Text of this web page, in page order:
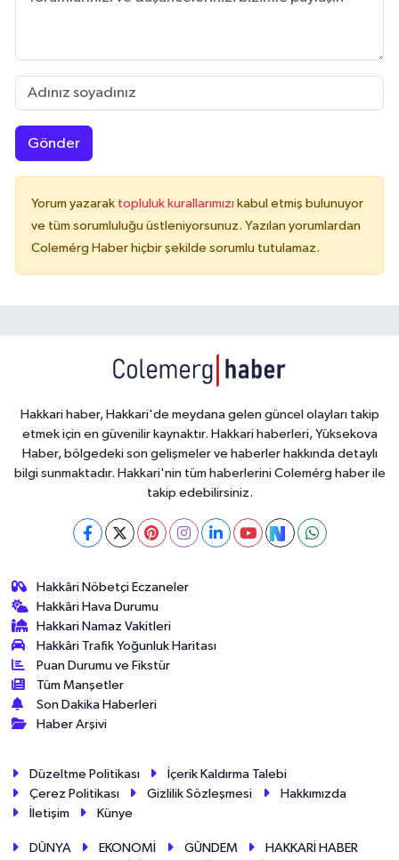
Gönder
Yorum yazarak topluluk kurallarımızı kabul etmiş bulunuyor
ve tüm sorumluluğu üstleniyorsunuz. Yazılan yorumlardan
Colemérg Haber hiçbir şekilde sorumlu tutulamaz.
Hakkari haber, Hakkari'de meydana gelen güncel olayları takip
etmek için en güvenilir kaynaktır. Hakkari haberleri, Yüksekova
Haber, bölgedeki son gelişmeler ve haberler hakkında detaylı
bilgi sunmaktadır. Hakkari'nin tüm haberlerini Colemérg haber ile
takip edebilirsiniz.
Hakkâri Nöbetçi Eczaneler
Hakkâri Hava Durumu
Hakkari Namaz Vakitleri
Hakkâri Trafik Yoğunluk Haritası
Puan Durumu ve Fikstür
Tüm Manşetler
Son Dakika Haberleri
Haber Arşivi
Düzeltme Politikası
İçerik Kaldırma Talebi
Çerez Politikası
Gizlilik Sözleşmesi
Hakkımızda
İletişim
Künye
DÜNYA EKONOMİ GÜNDEM
HAKKARİ HABER